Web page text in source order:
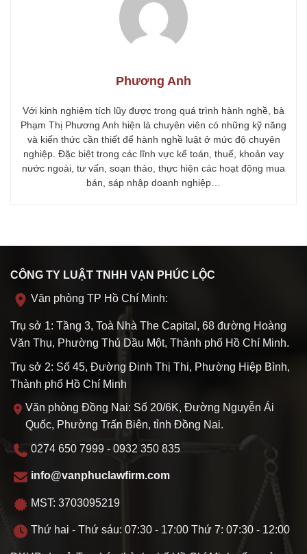
Phương Anh
Với kinh nghiệm tích lũy được trong quá trình hành nghề, bà
Phạm Thị Phương Anh hiện là chuyên viên có những kỹ năng
và kiến thức cần thiết để hành nghề luật ở mức độ chuyên
nghiệp. Đặc biệt trong các lĩnh vực kế toán, thuế, khoản vay
nước ngoài, tư vấn, soạn thảo, thực hiện các hoạt động mua
bán, sáp nhập doanh nghiệp…
CÔNG TY LUẬT TNHH VẠN PHÚC LỘC
Văn phòng TP Hồ Chí Minh:
Trụ sở 1: Tầng 3, Toà Nhà The Capital, 68 đường Hoàng
Văn Thụ, Phường Thủ Dầu Một, Thành phố Hồ Chí Minh.
Trụ sở 2: Số 45, Đường Đinh Thị Thi, Phường Hiệp Bình,
Thành phố Hồ Chí Minh
Văn phòng Đồng Nai: Số 20/6K, Đường Nguyễn Ái
Quốc, Phường Trấn Biên, tỉnh Đồng Nai.
0274 650 7999 - 0932 350 835
info@vanphuclawfirm.com
MST: 3703095219
Thứ hai - Thứ sáu: 07:30 - 17:00 Thứ 7: 07:30 - 12:00